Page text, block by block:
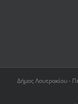
Δήμος Λουτρακίου -